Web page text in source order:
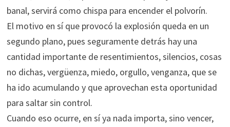
banal, servirá como chispa para encender el polvorín.
El motivo en sí que provocó la explosión queda en un
segundo plano, pues seguramente detrás hay una
cantidad importante de resentimientos, silencios, cosas
no dichas, vergüenza, miedo, orgullo, venganza, que se
ha ido acumulando y que aprovechan esta oportunidad
para saltar sin control.
Cuando eso ocurre, en sí ya nada importa, sino vencer,